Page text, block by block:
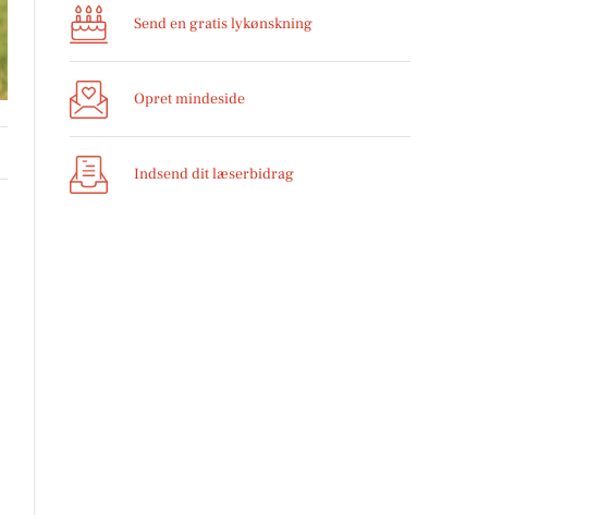
Send en gratis lykønskning
Opret mindeside
Indsend dit læserbidrag